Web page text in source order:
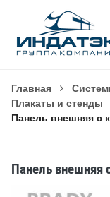
Главная
Плакаты и стенды
Панель внешняя с
Панель внешняя